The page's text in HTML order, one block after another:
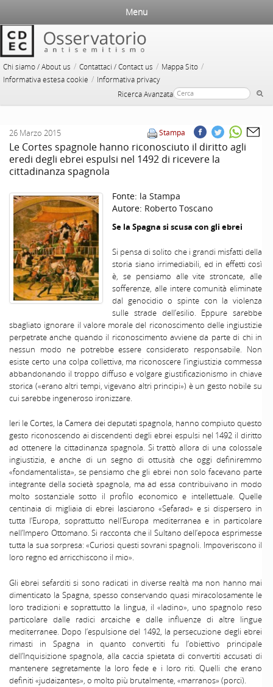
Chi siamo / About us / Contattaci / Contact us / Mappa Sito /
Informativa estesa cookie / Informativa privacy
Ricerca Avanzata
Menu
Stampa
26 Marzo 2015
Le Cortes spagnole hanno riconosciuto il diritto agli
eredi degli ebrei espulsi nel 1492 di ricevere la
cittadinanza spagnola
Fonte: la Stampa
Autore: Roberto Toscano
Se la Spagna si scusa con gli ebrei
Si pensa di solito che i grandi misfatti della
storia siano irrimediabili, ed in effetti così
è, se pensiamo alle vite stroncate, alle
sofferenze, alle intere comunità eliminate
dal genocidio o spinte con la violenza
sulle strade dell’esilio. Eppure sarebbe
sbagliato ignorare il valore morale del riconoscimento delle ingiustizie
perpetrate anche quando il riconoscimento avviene da parte di chi in
nessun modo ne potrebbe essere considerato responsabile. Non
esiste certo una colpa collettiva, ma riconoscere l’ingiustizia commessa
abbandonando il troppo diffuso e volgare giustificazionismo in chiave
storica («erano altri tempi, vigevano altri principi») è un gesto nobile su
cui sarebbe ingeneroso ironizzare.
Ieri le Cortes, la Camera dei deputati spagnola, hanno compiuto questo
gesto riconoscendo ai discendenti degli ebrei espulsi nel 1492 il diritto
ad ottenere la cittadinanza spagnola. Si trattò allora di una colossale
ingiustizia, e anche di un segno di ottusità che oggi definiremmo
«fondamentalista», se pensiamo che gli ebrei non solo facevano parte
integrante della società spagnola, ma ad essa contribuivano in modo
molto sostanziale sotto il profilo economico e intellettuale. Quelle
centinaia di migliaia di ebrei lasciarono «Sefarad» e si dispersero in
tutta l’Europa, soprattutto nell’Europa mediterranea e in particolare
nell’Impero Ottomano. Si racconta che il Sultano dell’epoca esprimesse
tutta la sua sorpresa: «Curiosi questi sovrani spagnoli. Impoveriscono il
loro regno ed arricchiscono il mio».
Gli ebrei sefarditi si sono radicati in diverse realtà ma non hanno mai
dimenticato la Spagna, spesso conservando quasi miracolosamente le
loro tradizioni e soprattutto la lingua, il «ladino», uno spagnolo reso
particolare dalle radici arcaiche e dalle influenze di altre lingue
mediterranee. Dopo l’espulsione del 1492, la persecuzione degli ebrei
rimasti in Spagna in quanto convertiti fu l’obiettivo principale
dell’Inquisizione spagnola, alla caccia spietata di convertiti accusati di
mantenere segretamente la loro fede e i loro riti. Quelli che erano
definiti «judaizantes», o molto più brutalmente, «marranos» (porci).